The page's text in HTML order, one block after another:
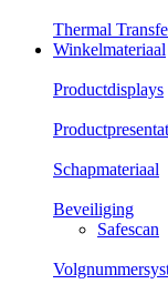
Thermal
Winkelmateriaal
Productdisplays
Schapmateriaal
Beveiliging
Safescan